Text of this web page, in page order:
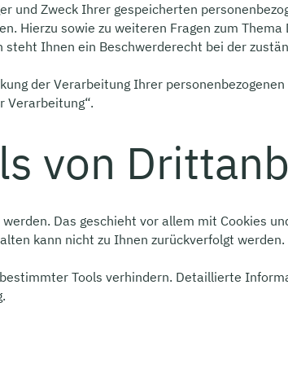
und Zweck Ihrer gespeicherten
Hierzu sowie zu weiteren Fragen zum
Ihnen ein Beschwerderecht bei der
der Verarbeitung Ihrer
Verarbeitung“.
von
Das geschieht vor allem mit Cookies
kann nicht zu Ihnen zurückverfolgt werden.
Tools verhindern. Detaillierte